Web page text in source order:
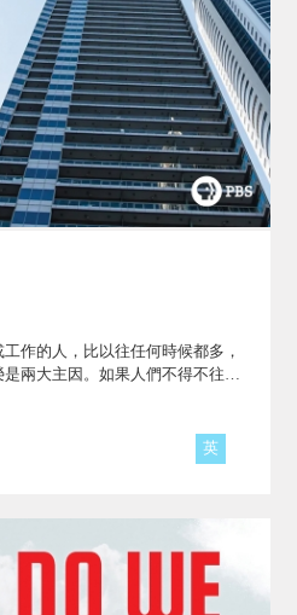
作的人，比以往任何時候都多，
兩大主因。如果人們不得不往高
喪失對鄰里和社區的情感嗎？
英